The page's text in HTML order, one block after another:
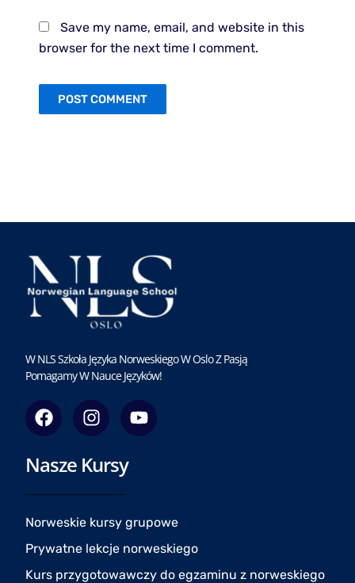
Save my name, email, and website in this
browser for the next time I comment.
W NLS Szkoła Języka Norweskiego W Oslo Z Pasją
Pomagamy W Nauce Języków!
F
a
e
o
o
I
n
t
g
r
m
Y
o
e
Nasze Kursy
Norweskie kursy grupowe
Prywatne lekcje norweskiego
Kurs przygotowawczy do egzaminu z norweskiego